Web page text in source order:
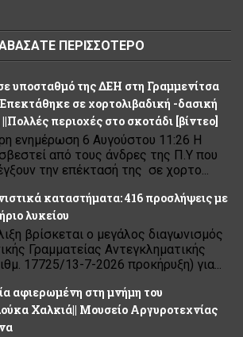
ΠΕΡΙΣΣΟΤΕΡΟ
υποσταθμό της ΔΕΗ στη Γραμμενίτσα
σε χορτολιβαδική -δασική
περιοχές στο σκοτάδι [βίντεο]
ενημέρωση 6 Αυγούστου 11:26 Η
από τους άνδρες της Π.Υ που
την επέκτασή της σε χορτο...
καταστήματα: 416 προσλήψεις με
λυκείου
βρίσκεται ο μεγάλος διαγωνισμός
Γραμματείας Αντεγκληματικής
17725/13-7-2026 προκήρυξη) για...
αφιερωμένη στη μνήμη του
Χαλκιά|| Μουσείο Αργυροτεχνίας